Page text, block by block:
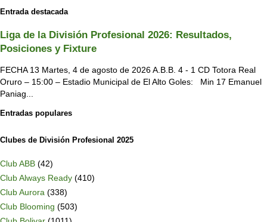
Entrada destacada
Liga de la División Profesional 2026: Resultados,
Posiciones y Fixture
FECHA 13 Martes, 4 de agosto de 2026 A.B.B. 4 - 1 CD Totora Real
Oruro – 15:00 – Estadio Municipal de El Alto Goles: Min 17 Emanuel
Paniag...
Entradas populares
Clubes de División Profesional 2025
Club ABB (42)
Club Always Ready (410)
Club Aurora (338)
Club Blooming (503)